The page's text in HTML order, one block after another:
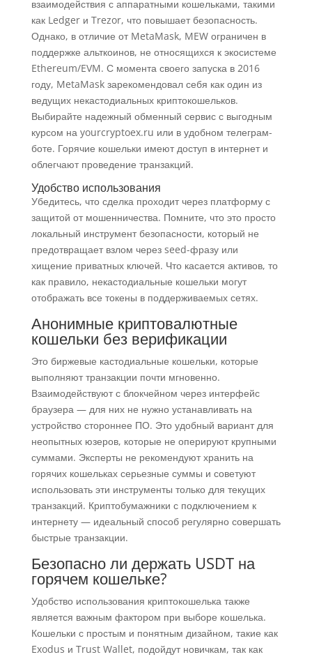
взаимодействия с аппаратными кошельками, такими
как Ledger и Trezor, что повышает безопасность.
Однако, в отличие от MetaMask, MEW ограничен в
поддержке альткоинов, не относящихся к экосистеме
Ethereum/EVM. С момента своего запуска в 2016
году, MetaMask зарекомендовал себя как один из
ведущих некастодиальных криптокошельков.
Выбирайте надежный обменный сервис с выгодным
курсом на yourcryptoex.ru или в удобном телеграм-
боте. Горячие кошельки имеют доступ в интернет и
облегчают проведение транзакций.
Удобство использования
Убедитесь, что сделка проходит через платформу с
защитой от мошенничества. Помните, что это просто
локальный инструмент безопасности, который не
предотвращает взлом через seed-фразу или
хищение приватных ключей. Что касается активов, то
как правило, некастодиальные кошельки могут
отображать все токены в поддерживаемых сетях.
Анонимные криптовалютные
кошельки без верификации
Это биржевые кастодиальные кошельки, которые
выполняют транзакции почти мгновенно.
Взаимодействуют с блокчейном через интерфейс
браузера — для них не нужно устанавливать на
устройство стороннее ПО. Это удобный вариант для
неопытных юзеров, которые не оперируют крупными
суммами. Эксперты не рекомендуют хранить на
горячих кошельках серьезные суммы и советуют
использовать эти инструменты только для текущих
транзакций. Криптобумажники с подключением к
интернету — идеальный способ регулярно совершать
быстрые транзакции.
Безопасно ли держать USDT на
горячем кошельке?
Удобство использования криптокошелька также
является важным фактором при выборе кошелька.
Кошельки с простым и понятным дизайном, такие как
Exodus и Trust Wallet, подойдут новичкам, так как